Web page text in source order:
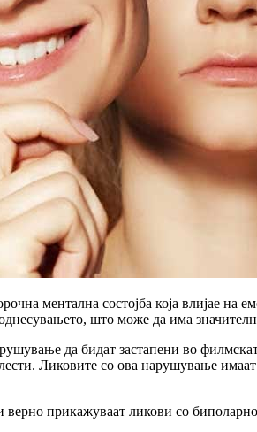
ментална состојба која влијае
што може да има
да бидат застапени во
Ликовите со ова нарушување
прикажуваат ликови со